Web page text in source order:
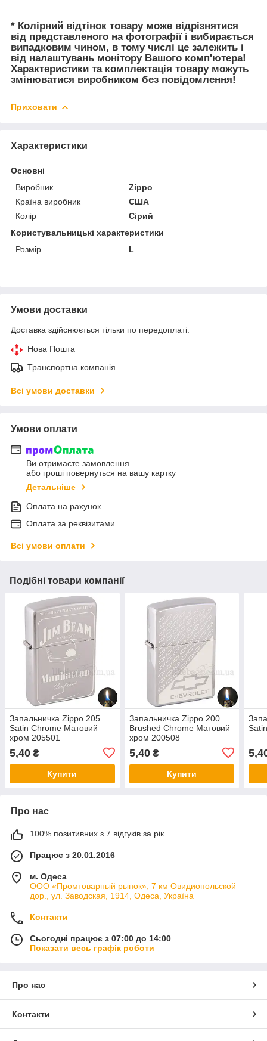
* Колірний відтінок товару може відрізнятися
від представленого на фотографії і вибирається
випадковим чином, в тому числі це залежить і
від налаштувань монітору Вашого комп'ютера!
Характеристики та комплектація товару можуть
змінюватися виробником без повідомлення!
Приховати
Характеристики
Основні
Виробник
Zippo
Країна виробник
США
Колір
Сірий
Користувальницькі характеристики
Розмір
L
Умови доставки
Доставка здійснюється тільки по передоплаті.
Нова Пошта
Транспортна компанія
Всі умови доставки
Умови оплати
Ви отримаєте замовлення
або гроші повернуться на вашу картку
Детальніше
Оплата на рахунок
Оплата за реквізитами
Всі умови оплати
Подібні товари компанії
Запальничка Zippo 205
Satin Chrome Матовий
хром 205501
5,40 ₴
Купити
Запальничка Zippo 200
Brushed Chrome Матовий
хром 200508
5,40₴
Купити
Про нас
100% позитивних з 7 відгуків за рік
Працює з 20.01.2016
м. Одеса
ООО «Промтоварный рынок», 7 км Овидиопольской
дор., ул. Заводская, 1914, Одеса, Україна
Контакти
Сьогодні працює з 07:00 до 14:00
Показати весь графік роботи
Про нас
Контакти